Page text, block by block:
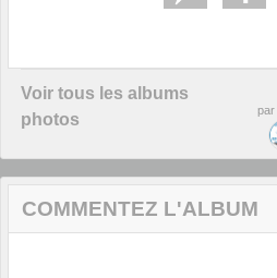
Voir tous les albums
photos
par
COMMENTEZ L'ALBUM